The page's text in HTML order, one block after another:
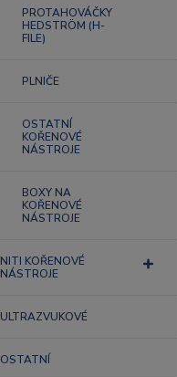
PROTAHOVÁČKY
HEDSTRÖM (H-
FILE)
PLNIČE
OSTATNÍ
KOŘENOVÉ
NÁSTROJE
BOXY NA
KOŘENOVÉ
NÁSTROJE
NITI KOŘENOVÉ
NÁSTROJE
ULTRAZVUKOVÉ
OSTATNÍ